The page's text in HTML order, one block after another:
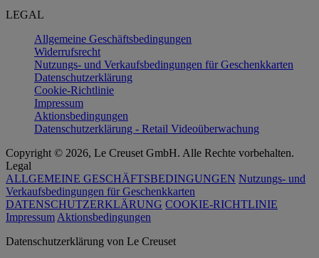
LEGAL
Allgemeine Geschäftsbedingungen
Widerrufsrecht
Nutzungs- und Verkaufsbedingungen für Geschenkkarten
Datenschutzerklärung
Cookie-Richtlinie
Impressum
Aktionsbedingungen
Datenschutzerklärung - Retail Videoüberwachung
Copyright © 2026, Le Creuset GmbH. Alle Rechte vorbehalten.
Legal
ALLGEMEINE GESCHÄFTSBEDINGUNGEN Nutzungs- und
Verkaufsbedingungen für Geschenkkarten
DATENSCHUTZERKLÄRUNG COOKIE-RICHTLINIE
Impressum Aktionsbedingungen
Datenschutz­erklärung von Le Creuset